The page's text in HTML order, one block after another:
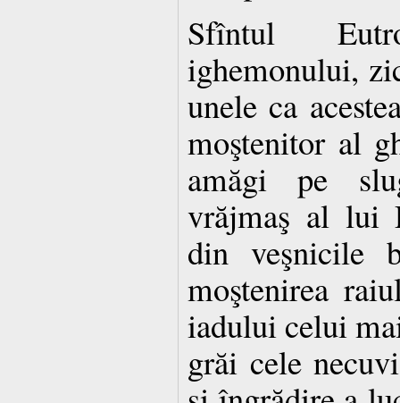
Sfîntul
ighemonului,
unele ca
moştenitor al
amăgi pe
vrăjmaş al lui
din veşnicile
moştenirea
iadului celui
grăi cele